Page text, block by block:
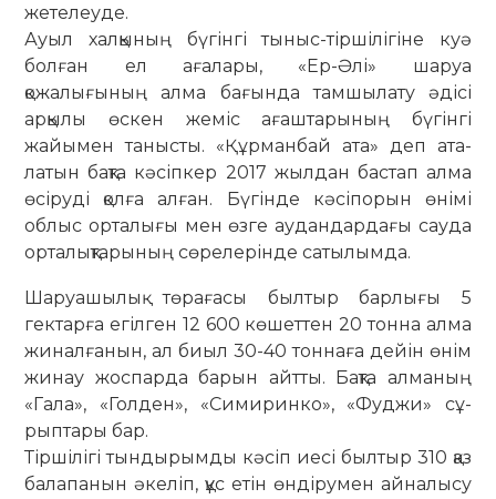
жетелеуде.
Ауыл халқының бүгінгі тыныс-тір­ші­лігіне куә
болған ел ағалары, «Ер-Әлі» шаруа
қожалығының алма ба­ғында тамшылату әдісі
арқылы өскен жеміс ағаштарының бүгінгі
жайымен танысты. «Құр­манбай ата» деп ата­
латын бақта кәсіпкер 2017 жылдан бастап алма
өсіруді қолға алған. Бүгінде кәсіпорын өнімі
облыс орталығы мен өзге аудандардағы сауда
орталықтарының сөрелерінде сатылымда.
Шаруашылық төрағасы былтыр бар­лығы 5
гектарға егілген 12 600 көшеттен 20 тонна алма
жиналғанын, ал биыл 30-40 тоннаға дейін өнім
жинау жоспарда барын айтты. Бақта алманың
«Гала», «Голден», «Симиринко», «Фуджи» сұ­
рып­­тары бар.
Тіршілігі тындырымды кәсіп иесі был­­тыр 310 қаз
балапанын әкеліп, құс етін өндірумен айналысу